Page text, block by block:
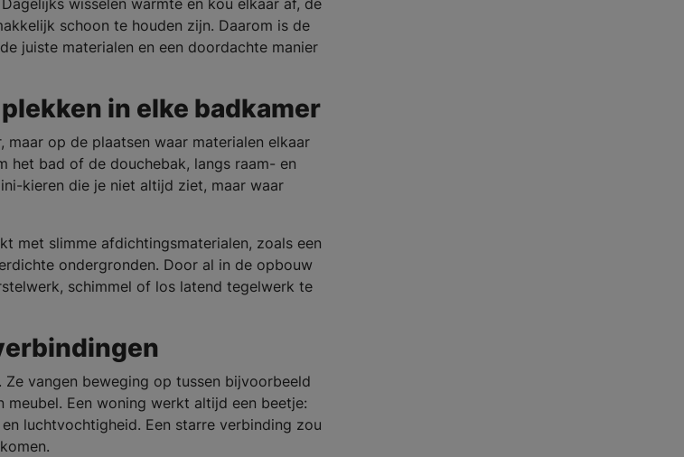
wisselen warmte en kou elkaar af, de
schoon te houden zijn. Daarom is de
juiste materialen en een doordachte manier
in elke badkamer
op de plaatsen waar materialen elkaar
het bad of de douchebak, langs raam- en
kieren die je niet altijd ziet, maar waar
met slimme afdichtingsmaterialen, zoals een
ondergronden. Door al in de opbouw
schimmel of los latend tegelwerk te
vangen beweging op tussen bijvoorbeeld
Een woning werkt altijd een beetje:
luchtvochtigheid. Een starre verbinding zou